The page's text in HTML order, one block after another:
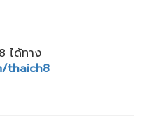
ได้ทาง
thaich8